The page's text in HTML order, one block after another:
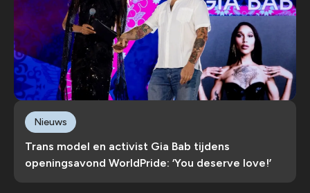
Trans model en activist Gia Bab tijdens
openingsavond WorldPride: ‘You deserve love!’
Nieuws